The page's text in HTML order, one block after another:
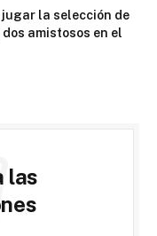
jugar la selección de
amistosos en el
las